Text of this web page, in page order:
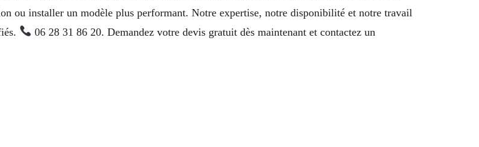
ou installer un modèle plus performant. Notre expertise, notre disponibilité et notre travail
06 28 31 86 20. Demandez votre devis gratuit dès maintenant et contactez un